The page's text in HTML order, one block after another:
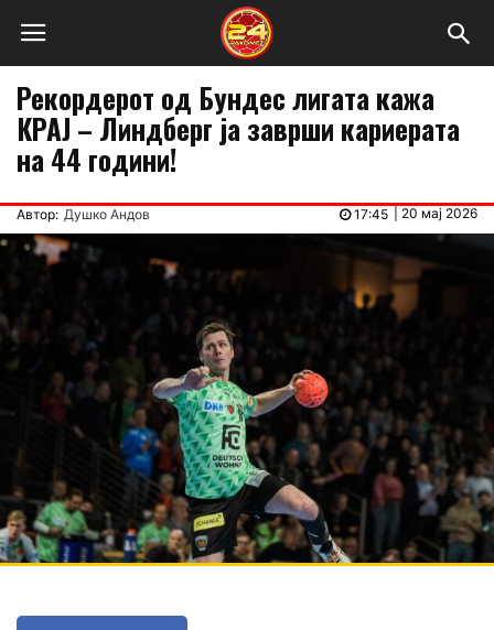
Рекордерот од Бундес лигата кажа
КРАЈ – Линдберг ја заврши кариерата
на 44 години!
Автор: Душко Андов 20 мај 2026
17:45